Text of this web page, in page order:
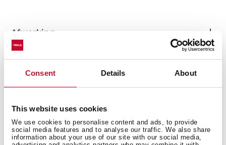
Consent Details About
This website uses cookies
We use cookies to personalise content and ads, to provide
social media features and to analyse our traffic. We also share
information about your use of our site with our social media,
Afwerking
Accessoires